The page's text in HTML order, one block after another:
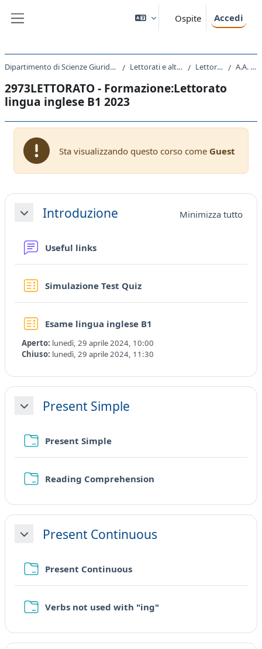
Ospite Accedi
Dipartimento di Scienze Giuridiche, del Linguaggio, dell`Interpretazione e della Traduzione Lettorati e altre attivita' didattiche Lettorati - Lettorati A.A. 2023 - 2024
2973LETTORATO - Formazione:Lettorato
lingua inglese B1 2023
Sta visualizzando questo corso come Guest
Schema della sezione
MinimizzaIntroduzione Minimizza tutto
Useful links
Simulazione Test Quiz
Esame lingua inglese B1
Aperto: lunedì, 29 aprile 2024, 10:00
Chiuso: lunedì, 29 aprile 2024, 11:30
MinimizzaPresent Simple
Present SimpleCartella
Reading Comprehension
MinimizzaPresent Continuous
Present ContinuousCartella
Verbs not used with "ing"